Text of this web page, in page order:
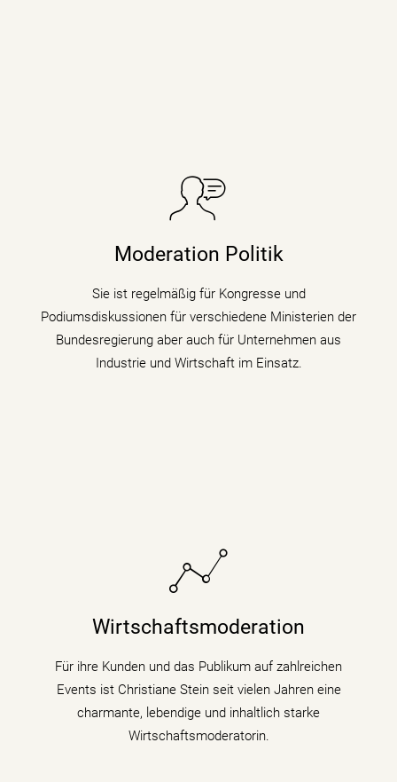
Moderation Politik
Sie ist regelmäßig für Kongresse und
Podiumsdiskussionen für verschiedene Ministerien der
Bundesregierung aber auch für Unternehmen aus
Industrie und Wirtschaft im Einsatz.
Sie taucht in Podiumsdiskussionen, Symposien und
Moderatorin die digitale Transformation indem sie den
mehr erfahren
Wirtschaftsmoderation
Für ihre Kunden und das Publikum auf zahlreichen
Events ist Christiane Stein seit vielen Jahren eine
charmante, lebendige und inhaltlich starke
Wirtschaftsmoderatorin.
Sie bringt fundiertes Hintergrundwissen (Digitalisierung
politische Zusammenhänge auf Podiumsdiskussionen
mehr erfahren